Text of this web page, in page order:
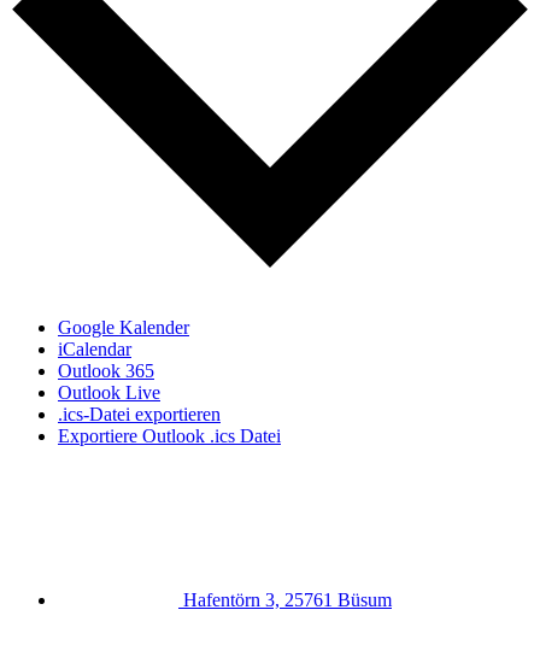
Google Kalender
iCalendar
Outlook 365
Outlook Live
.ics-Datei exportieren
Exportiere Outlook .ics Datei
Hafentörn 3, 25761 Büsum